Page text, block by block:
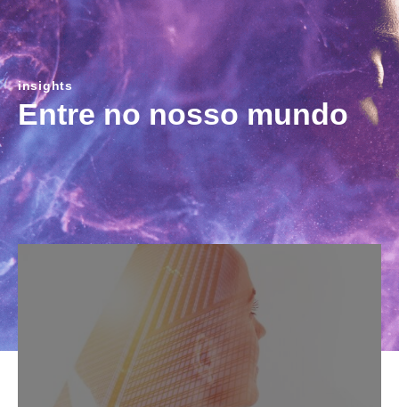
insights
Entre no nosso mundo